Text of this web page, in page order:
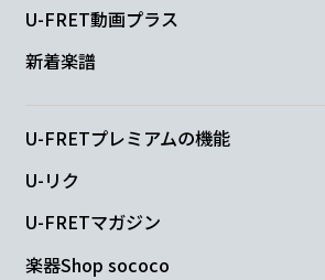
U-FRET動画プラス
新着楽譜
U-FRETプレミアムの機能
U-リク
U-FRETマガジン
楽器Shop sococo